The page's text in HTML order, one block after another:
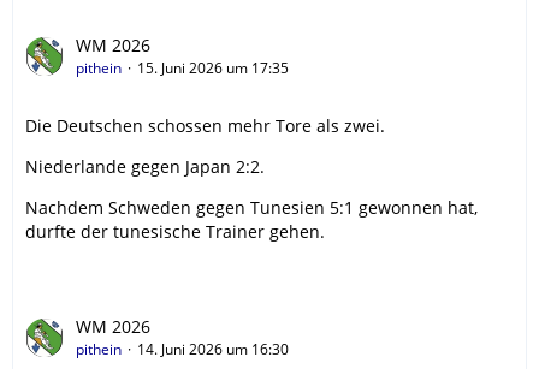
WM 2026
pithein 15. Juni 2026 um 17:35
Die Deutschen schossen mehr Tore als zwei.
Niederlande gegen Japan 2:2.
Nachdem Schweden gegen Tunesien 5:1 gewonnen hat,
durfte der tunesische Trainer gehen.
WM 2026
pithein 14. Juni 2026 um 16:30